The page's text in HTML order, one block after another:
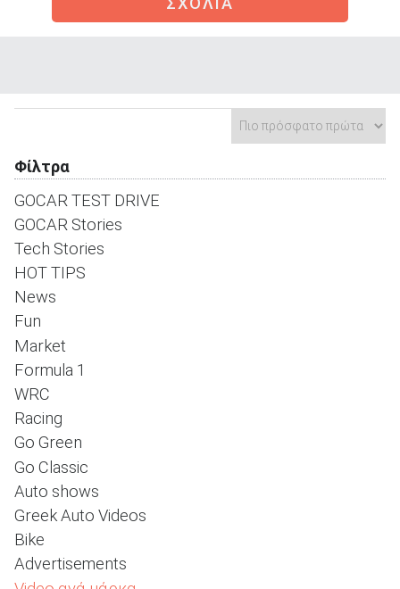
Μεταχειρισμένα
Επιχειρήσεις
Φίλτρα
GOCAR TEST DRIVE
GOCAR Stories
Tech Stories
HOT TIPS
News
Fun
Market
Formula 1
WRC
Racing
Go Green
Go Classic
Auto shows
Greek Auto Videos
Bike
Advertisements